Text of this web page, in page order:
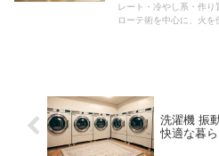
レート・冷やし系・作
ローテ術を中心に、火
洗濯機 振
快適な暮